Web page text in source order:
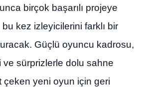
birçok başarılı projeye
kez izleyicilerini farklı bir
Güçlü oyuncu kadrosu,
sürprizlerle dolu sahne
çeken yeni oyun için geri